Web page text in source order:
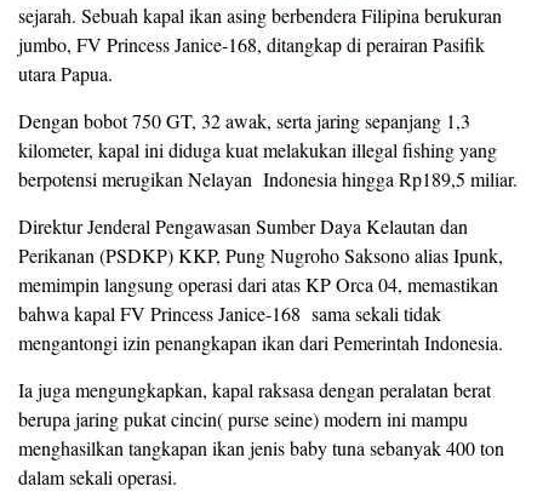
sejarah. Sebuah kapal ikan asing berbendera Filipina berukuran
jumbo, FV Princess Janice-168, ditangkap di perairan Pasifik
utara Papua.
Dengan bobot 750 GT, 32 awak, serta jaring sepanjang 1,3
kilometer, kapal ini diduga kuat melakukan illegal fishing yang
berpotensi merugikan Nelayan Indonesia hingga Rp189,5 miliar.
Direktur Jenderal Pengawasan Sumber Daya Kelautan dan
Perikanan (PSDKP) KKP, Pung Nugroho Saksono alias Ipunk,
memimpin langsung operasi dari atas KP Orca 04, memastikan
bahwa kapal FV Princess Janice-168 sama sekali tidak
mengantongi izin penangkapan ikan dari Pemerintah Indonesia.
Ia juga mengungkapkan, kapal raksasa dengan peralatan berat
berupa jaring pukat cincin( purse seine) modern ini mampu
menghasilkan tangkapan ikan jenis baby tuna sebanyak 400 ton
dalam sekali operasi.